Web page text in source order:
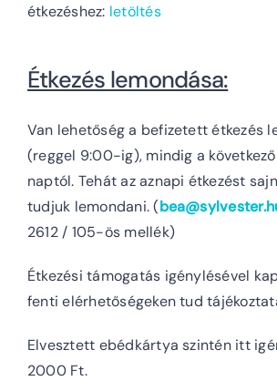
étkezéshez: letöltés
Étkezés lemondása:
Van lehetőség a befizetett étkezés
(reggel 9:00-ig), mindig a
naptól. Tehát az aznapi étkezést
tudjuk lemondani. (
2612 / 105-ös mellék)
Étkezési támogatás igénylésével
fenti elérhetőségeken tud
Elvesztett ebédkártya szintén itt
2000 Ft.